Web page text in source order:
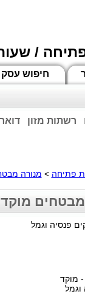
/
חיפוש עסק
דואר רשתות מזון
פתיחה > מנורה
פנסיה וגמל
מוקד
וגמל